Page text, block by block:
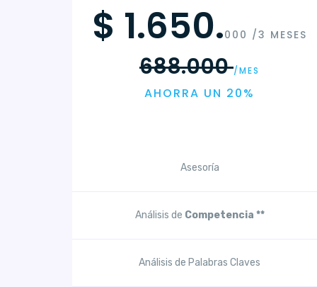
$ 1.650.000 /3 MESES
688.000/MES
AHORRA UN 20%
Asesoría
Análisis de Competencia **
Análisis de Palabras Claves